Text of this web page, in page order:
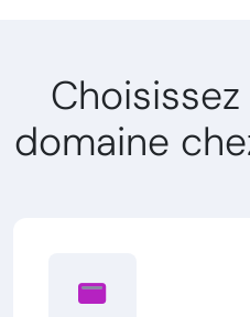
domaine